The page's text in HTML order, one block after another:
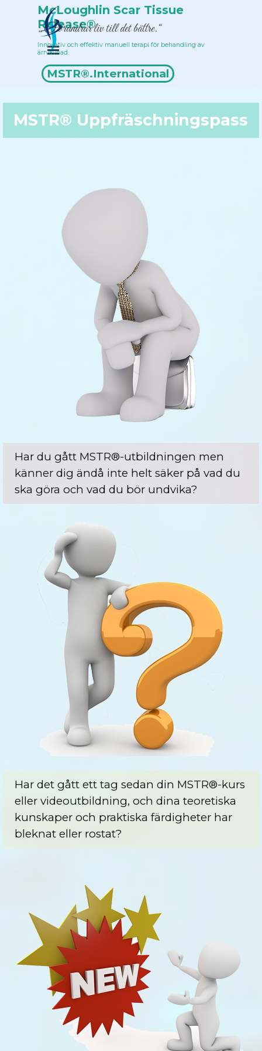
Till innehållMcLoughlin Scar Tissue
Release®
MSTR®.International
„Förändrar liv till det bättre.“
Terapeutförteckning
Innovativ och effektiv manuell terapi för behandling av
ärrvävnad.
Hoppa över menyn
MSTR® Uppfräschningspass
Har du gått MSTR®-utbildningen men
känner dig ändå inte helt säker på vad du
ska göra och vad du bör undvika?
Har det gått ett tag sedan din MSTR®-kurs
eller videoutbildning, och dina teoretiska
kunskaper och praktiska färdigheter har
bleknat eller rostat?